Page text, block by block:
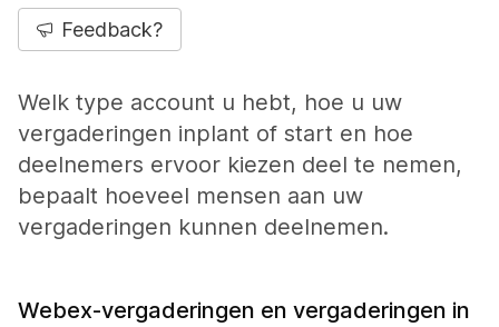
Feedback?
Welk type account u hebt, hoe u uw
vergaderingen inplant of start en hoe
deelnemers ervoor kiezen deel te nemen,
bepaalt hoeveel mensen aan uw
vergaderingen kunnen deelnemen.
Webex-vergaderingen en vergaderingen in